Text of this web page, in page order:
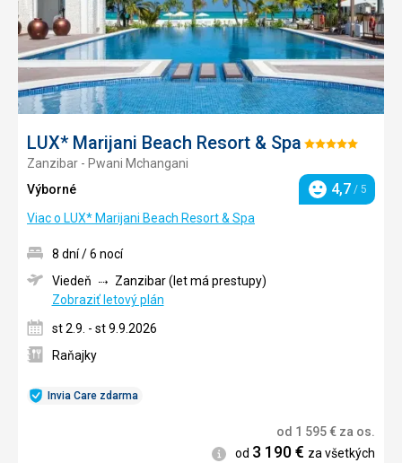
LUX* Marijani Beach Resort & Spa Hodnotenie:
Zanzibar - Pwani Mchangani
Výborné
Hodnotenie
4,7 / 5
Viac o LUX* Marijani Beach Resort & Spa
Invia Care zdarma
8 dní / 6 nocí
Viedeň
Zanzibar (let má prestupy)
Zobraziť letový plán
st 2.9. - st 9.9.2026
Raňajky
od 1 595€ za os.
Informácie
od 3 190€ za všetkých